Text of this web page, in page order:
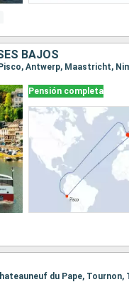
BAJOS
Antwerp, Maastricht,
Pensión completa
du Pape, Tournon,